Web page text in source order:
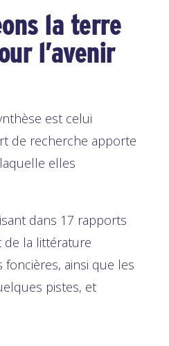
la terre
l’avenir
est celui
de recherche apporte
elles
dans 17 rapports
de la littérature
ainsi que les
pistes, et